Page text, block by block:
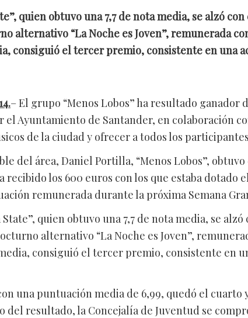
quien obtuvo una 7,7 de nota media, se alzó
alternativo “La Noche es Joven”, remunerada
consiguió el tercer premio, consistente en una
–El grupo “Menos Lobos” ha resultado ganador
el Ayuntamiento de Santander, en colaboración
de la ciudad y ofrecer a todos los
del área, Daniel Portilla, “Menos Lobos”,
recibido los 600 euros con los que estaba
remunerada durante la próxima Semana
quien obtuvo una 7,7 de nota media, se
alternativo “La Noche es Joven”,
consiguió el tercer premio, consistente en
una puntuación media de 6,99, quedó el
del resultado, la Concejalía de Juventud se